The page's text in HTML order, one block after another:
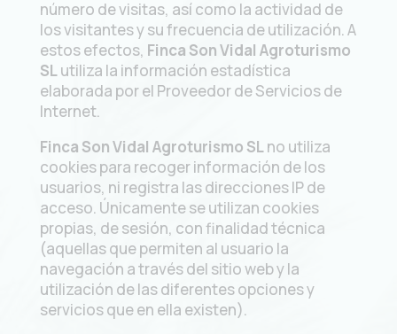
número de visitas, así como la actividad de
los visitantes y su frecuencia de utilización. A
estos efectos, Finca Son Vidal Agroturismo
SLutiliza la información estadística
elaborada por el Proveedor de Servicios de
Internet.
Finca Son Vidal Agroturismo SLno utiliza
cookies para recoger información de los
usuarios, ni registra las direcciones IP de
acceso. Únicamente se utilizan cookies
propias, de sesión, con finalidad técnica
(aquellas que permiten al usuario la
navegación a través del sitio web y la
utilización de las diferentes opciones y
servicios que en ella existen).